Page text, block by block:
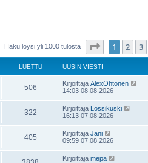
Haku löysi yli 1000 tulosta Sivu 10
1 2 3
LUETTU UUSIN VIESTI
506L
u
t
t
U
u
n
v
i
e
s
t
Kirjoittaja AlexOhtonen
14:03 08.08.2026
322L
u
t
U
u
n
v
i
e
Kirjoittaja Lossikuski
16:13 07.08.2026
405L
u
U
u
n
Kirjoittaja Jani
09:59 07.08.2026
U
Kirjoittaja mepa